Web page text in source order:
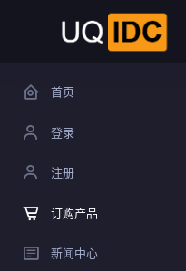
首页
登录
注册
订购产品
新闻中心